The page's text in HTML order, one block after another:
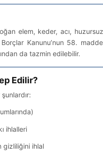
elem, keder, acı,
Kanunu’nun 58.
da tazmin edilebilir.
Edilir?
ihlalleri
gizliliğini ihlal